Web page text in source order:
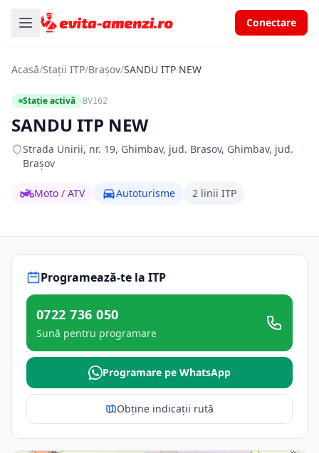
Conectare
Acasă/Stații ITP/Brașov/SANDU ITP NEW
Stație activă BV162
SANDU ITP NEW
Strada Unirii, nr. 19, Ghimbav, jud. Brasov, Ghimbav, jud.
Brașov
Moto / ATV Autoturisme 2 linii ITP
Programează-te la ITP
0722 736 050
Sună pentru programare
Programare pe WhatsApp
Obține indicații rută